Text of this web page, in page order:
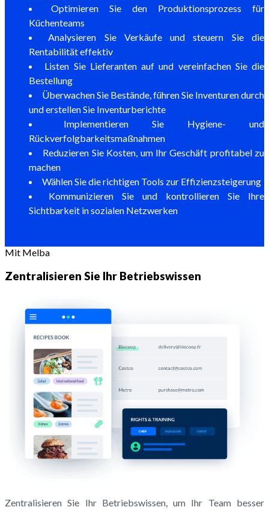
Optimieren Sie den Produktionsprozess für
Küchenteams
Analysieren Sie Verkäufe und steuern Sie die
Rentabilität effektiv
Listen Sie Lieferanten auf und vereinfachen Sie die
Bestellung
Überwachen Sie Bestände, führen Sie Inventuren durch
und erstellen Sie Inventurberichte
Implementieren Sie Hygiene- und
Rückverfolgbarkeitsmaßnahmen
Reduzieren Sie Kosten, um Ihr Geschäft profitabel zu
machen
Wählen Sie die richtigen Tools zur Effizienzsteigerung
Kommunizieren Sie und kontrollieren Sie Ihre
Sichtbarkeit in sozialen Netzwerken
Mit Melba
Zentralisieren Sie Ihr Betriebswissen
Zentralisieren Sie Ihr Betriebswissen, um Ihr Team besser